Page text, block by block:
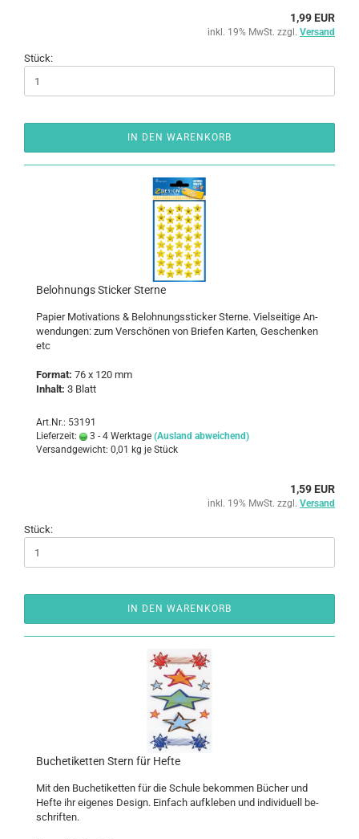
1,99 EUR
inkl. 19% MwSt. zzgl. Versand
Stück:
IN DEN WARENKORB
Be­loh­nungs Sti­cker Ster­ne
Pa­pier Mo­ti­va­tions & Be­loh­nungs­sti­cker Ster­ne. Viel­sei­ti­ge An­
wen­dun­gen: zum Ver­schö­nen von Brie­fen Kar­ten, Ge­schen­ken
etc
For­mat: 76 x 120 mm
In­halt: 3 Blatt
Art.Nr.: 53191
Lieferzeit:
3 - 4 Werktage (Ausland abweichend)
Versandgewicht: 0,01 kg je Stück
1,59 EUR
inkl. 19% MwSt. zzgl. Versand
Stück:
IN DEN WARENKORB
Bu­ch­eti­ket­ten Stern für Hefte
Mit den Bu­ch­eti­ket­ten für die Schu­le be­kom­men Bü­cher und
Hefte ihr ei­ge­nes De­sign. Ein­fach auf­kle­ben und in­di­vi­du­ell be­
schrif­ten.